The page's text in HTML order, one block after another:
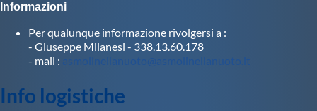
Sostenibilità
Informazioni
Per qualunque informazione rivolgersi a :
- Giuseppe Milanesi - 338.13.60.178
- mail : asmolinellanuoto@asmolinellanuoto.it
Info logistiche